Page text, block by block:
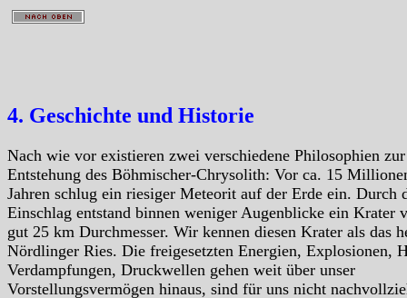
4. Geschichte und Historie
Nach wie vor existieren zwei verschiedene Philosophien zur
Entstehung des Böhmischer-Chrysolith: Vor ca. 15
Jahren schlug ein riesiger Meteorit auf der Erde ein. Durch
Einschlag entstand binnen weniger Augenblicke ein Krater
gut 25 km Durchmesser. Wir kennen diesen Krater als das
Nördlinger Ries. Die freigesetzten Energien, Explosionen,
Verdampfungen, Druckwellen gehen weit über unser
Vorstellungsvermögen hinaus, sind für uns nicht